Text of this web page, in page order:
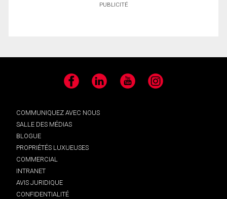
PUBLICITÉ
Facebook LinkedIn YouTube Instagram
COMMUNIQUEZ AVEC NOUS
SALLE DES MÉDIAS
BLOGUE
PROPRIÉTÉS LUXUEUSES
COMMERCIAL
INTRANET
AVIS JURIDIQUE
CONFIDENTIALITÉ